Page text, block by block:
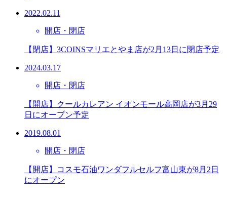
2022.02.11
開店・閉店
【閉店】3COINSマリエとやま店が2月13日に閉店予定
2024.03.17
開店・閉店
【開店】クールカレアン イオンモール高岡店が3月29
日にオープン予定
2019.08.01
開店・閉店
【開店】コスモ石油ワンダフルセルフ富山東が8月2日
にオープン